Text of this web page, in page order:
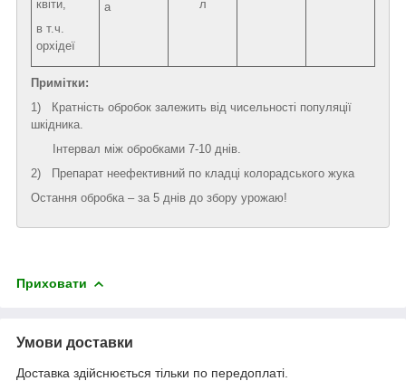
а
квіти,
в т.ч.
орхідеї
л
Примітки:
1) Кратність обробок залежить від чисельності популяції
шкідника.
Інтервал між обробками 7-10 днів.
2) Препарат неефективний по кладці колорадського жука
Остання обробка – за 5 днів до збору урожаю!
Приховати
Умови доставки
Доставка здійснюється тільки по передоплаті.